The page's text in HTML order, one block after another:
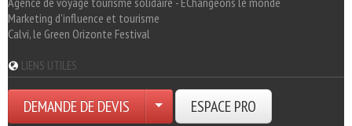
Marketing d'influence et tourisme
Calvi, le Green Orizonte Festival
LIENS UTILES
DEMANDE DE DEVIS ESPACE PRO